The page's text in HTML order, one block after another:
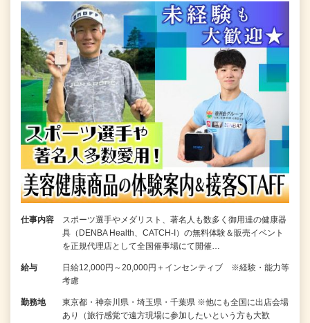
仕事内容
スポーツ選手やメダリスト、著名人も数多く御用達の健康器
具（DENBA Health、CATCH-I）の無料体験＆販売イベント
を正規代理店として全国催事場にて開催…
給与
日給12,000円～20,000円＋インセンティブ ※経験・能力等
考慮
勤務地
東京都・神奈川県・埼玉県・千葉県 ※他にも全国に出店会場
あり（旅行感覚で遠方現場に参加したいという方も大歓